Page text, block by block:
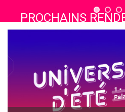
PROCHAINS